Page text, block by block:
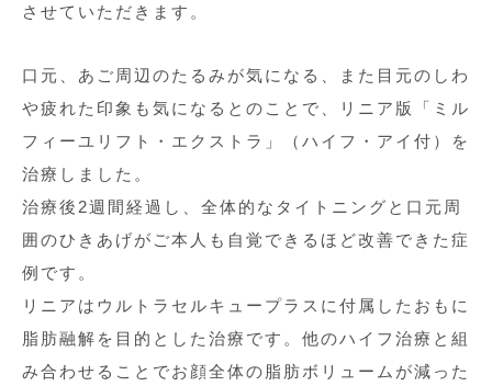
させていただきます。
口元、あご周辺のたるみが気になる、また目元のしわ
や疲れた印象も気になるとのことで、リニア版「ミル
フィーユリフト・エクストラ」（ハイフ・アイ付）を
治療しました。
治療後2週間経過し、全体的なタイトニングと口元周
囲のひきあげがご本人も自覚できるほど改善できた症
例です。
リニアはウルトラセルキュープラスに付属したおもに
脂肪融解を目的とした治療です。他のハイフ治療と組
み合わせることでお顔全体の脂肪ボリュームが減った